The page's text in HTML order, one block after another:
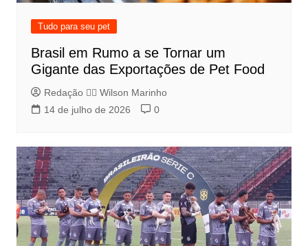
Tudo para seu pet
Brasil em Rumo a se Tornar um
Gigante das Exportações de Pet Food
Redação 👨‍⚖️​ Wilson Marinho
14 de julho de 2026
0